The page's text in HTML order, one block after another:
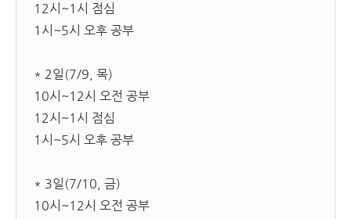
12시~1시 점심
1시~5시 오후 공부
* 2일(7/9, 목)
10시~12시 오전 공부
12시~1시 점심
1시~5시 오후 공부
* 3일(7/10, 금)
10시~12시 오전 공부